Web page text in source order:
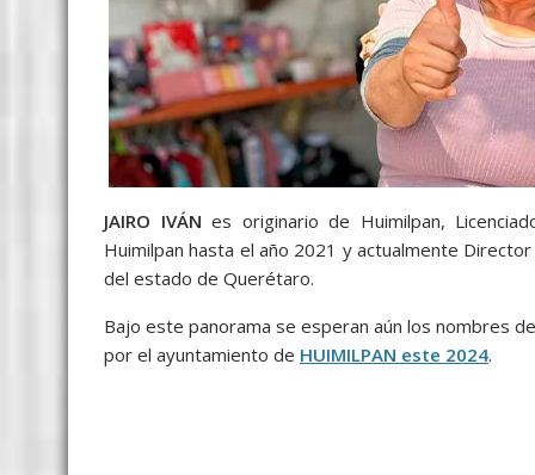
JAIRO IVÁN es originario de Huimilpan,
Huimilpan hasta el año 2021 y actualmente
del estado de Querétaro.
Bajo este panorama se esperan aún los nombres
por el ayuntamiento de HUIMILPAN este 2024.